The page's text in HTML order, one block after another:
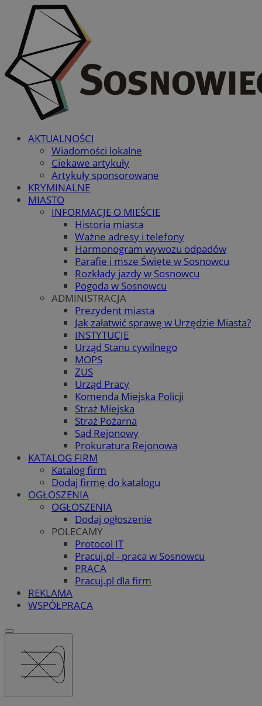
AKTUALNOŚCI
Wiadomości lokalne
Ciekawe artykuły
Artykuły sponsorowane
KRYMINALNE
MIASTO
INFORMACJE O MIEŚCIE
Historia miasta
Ważne adresy i telefony
Harmonogram wywozu odpadów
Parafie i msze Święte w Sosnowcu
Rozkłady jazdy w Sosnowcu
Pogoda w Sosnowcu
ADMINISTRACJA
Prezydent miasta
Jak załatwić sprawę w Urzędzie Miasta?
INSTYTUCJE
Urząd Stanu cywilnego
MOPS
ZUS
Urząd Pracy
Komenda Miejska Policji
Straż Miejska
Straż Pożarna
Sąd Rejonowy
Prokuratura Rejonowa
KATALOG FIRM
Katalog firm
Dodaj firmę do katalogu
OGŁOSZENIA
OGŁOSZENIA
Dodaj ogłoszenie
POLECAMY
Protocol IT
Pracuj.pl - praca w Sosnowcu
PRACA
Pracuj.pl dla firm
REKLAMA
WSPÓŁPRACA